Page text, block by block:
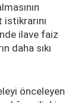
ilave faiz
daha sıkı
önceleyen